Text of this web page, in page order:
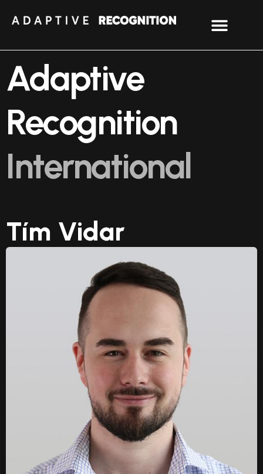
Adaptive
Recognition
International
Tím Vidar